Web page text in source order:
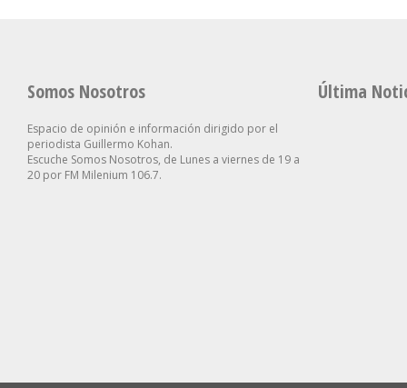
Somos Nosotros
Espacio de opinión e información dirigido por el
periodista Guillermo Kohan.
Escuche Somos Nosotros, de Lunes a viernes de 19 a
20 por FM Milenium 106.7.
Última